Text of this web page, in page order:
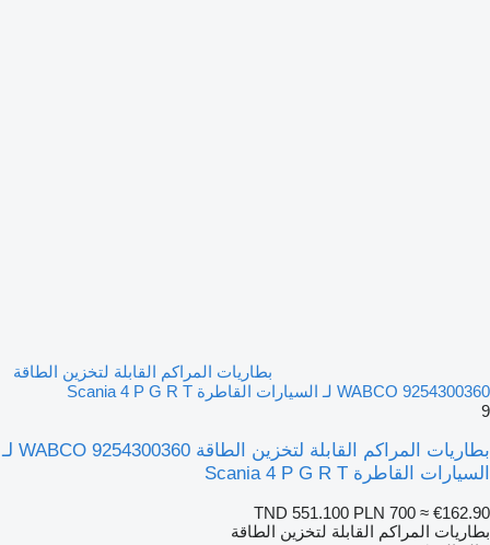
بطاريات المراكم القابلة لتخزين الطاقة
WABCO 9254300360 لـ السيارات القاطرة Scania 4 P G R T
9
بطاريات المراكم القابلة لتخزين الطاقة WABCO 9254300360 لـ
السيارات القاطرة Scania 4 P G R T
TND 551.100 PLN 700 ≈ €162.90
بطاريات المراكم القابلة لتخزين الطاقة